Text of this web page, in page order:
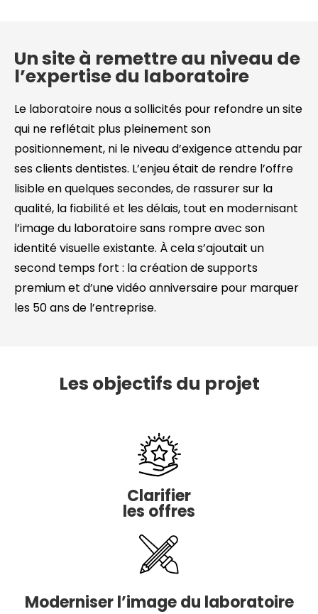
Un site à remettre au niveau de
l’expertise du laboratoire
Le laboratoire nous a sollicités pour refondre un site
qui ne reflétait plus pleinement son
positionnement, ni le niveau d’exigence attendu par
ses clients dentistes. L’enjeu était de rendre l’offre
lisible en quelques secondes, de rassurer sur la
qualité, la fiabilité et les délais, tout en modernisant
l’image du laboratoire sans rompre avec son
identité visuelle existante. À cela s’ajoutait un
second temps fort : la création de supports
premium et d’une vidéo anniversaire pour marquer
les 50 ans de l’entreprise.
Les objectifs du projet
Clarifier
les offres
Moderniser l’image du laboratoire